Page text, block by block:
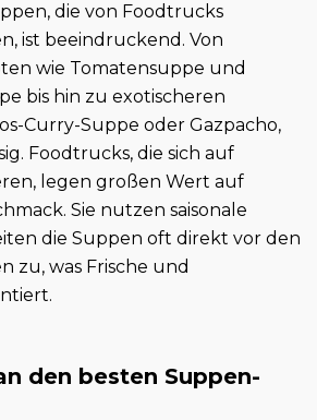
die von Foodtrucks
ist beeindruckend. Von
wie Tomatensuppe und
bis hin zu exotischeren
Curry-Suppe oder Gazpacho,
Foodtrucks, die sich auf
legen großen Wert auf
Sie nutzen saisonale
die Suppen oft direkt vor den
zu, was Frische und
den besten Suppen-